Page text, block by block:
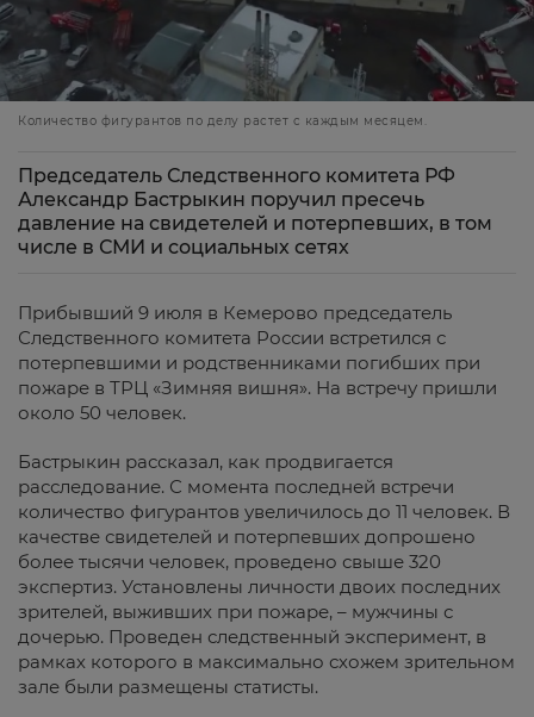
Количество фигурантов по делу растет с каждым месяцем.
Председатель Следственного комитета РФ
Александр Бастрыкин поручил пресечь
давление на свидетелей и потерпевших, в том
числе в СМИ и социальных сетях
Прибывший 9 июля в Кемерово председатель
Следственного комитета России встретился с
потерпевшими и родственниками погибших при
пожаре в ТРЦ «Зимняя вишня». На встречу пришли
около 50 человек.
Бастрыкин рассказал, как продвигается
расследование. С момента последней встречи
количество фигурантов увеличилось до 11 человек. В
качестве свидетелей и потерпевших допрошено
более тысячи человек, проведено свыше 320
экспертиз. Установлены личности двоих последних
зрителей, выживших при пожаре, – мужчины с
дочерью. Проведен следственный эксперимент, в
рамках которого в максимально схожем зрительном
зале были размещены статисты.